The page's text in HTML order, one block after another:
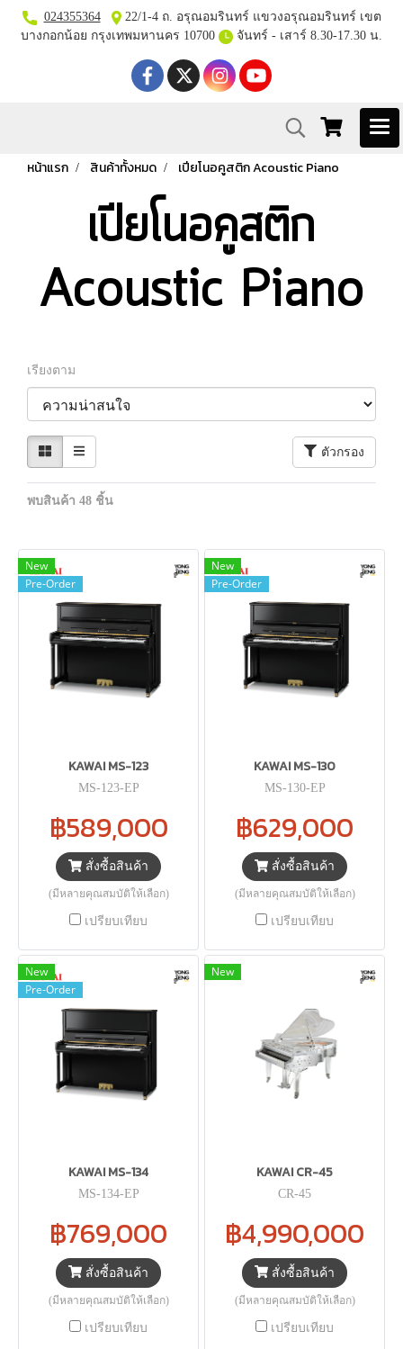
024355364
22/1-4 ถ. อรุณอมรินทร์ แขวงอรุณอมรินทร์ เขต
บางกอกน้อย กรุงเทพมหานคร 10700
จันทร์ - เสาร์ 8.30-17.30 น.
หน้าแรก สินค้าทั้งหมด เปียโนอคูสติก Acoustic Piano
เปียโนอคูสติก
Acoustic Piano
เรียงตาม
ตัวกรอง
พบสินค้า 48 ชิ้น
New
Pre-Order
KAWAI MS-123
MS-123-EP
฿589,000
สั่งซื้อสินค้า
(มีหลายคุณสมบัติให้เลือก)
เปรียบเทียบ
New
Pre-Order
KAWAI MS-130
MS-130-EP
฿629,000
สั่งซื้อสินค้า
(มีหลายคุณสมบัติให้เลือก)
เปรียบเทียบ
New
Pre-Order
KAWAI MS-134
MS-134-EP
฿769,000
สั่งซื้อสินค้า
(มีหลายคุณสมบัติให้เลือก)
เปรียบเทียบ
New
KAWAI CR-45
CR-45
฿4,990,000
สั่งซื้อสินค้า
(มีหลายคุณสมบัติให้เลือก)
เปรียบเทียบ